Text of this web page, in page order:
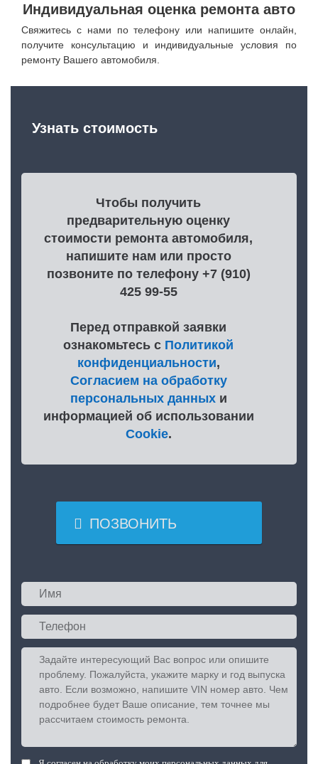
Индивидуальная оценка ремонта авто
Свяжитесь с нами по телефону или напишите онлайн,
получите консультацию и индивидуальные условия по
ремонту Вашего автомобиля.
Узнать стоимость
Чтобы получить
предварительную оценку
стоимости ремонта автомобиля,
напишите нам или просто
позвоните по телефону +7 (910)
425 99-55
Перед отправкой заявки
ознакомьтесь с Политикой
конфиденциальности,
Согласием на обработку
персональных данныхи
информацией об использовании
Cookie.
 ПОЗВОНИТЬ